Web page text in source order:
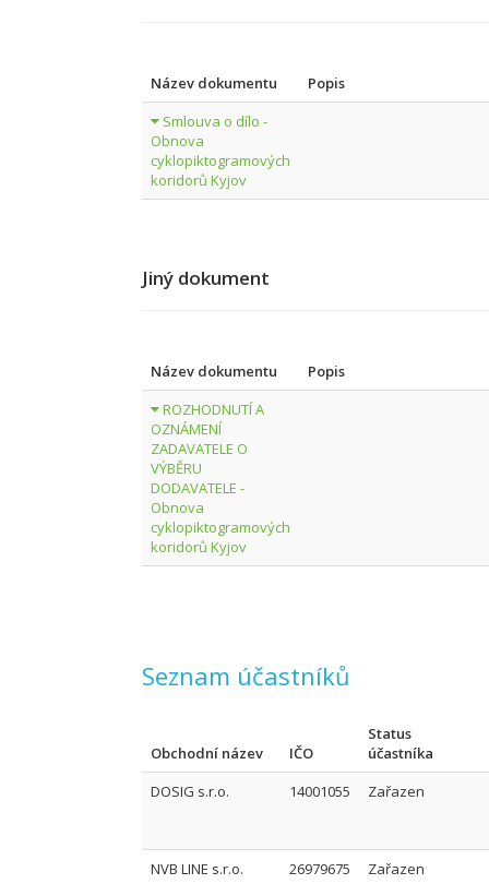
Název dokumentu
Popis
Smlouva o dílo -
Obnova
cyklopiktogramových
koridorů Kyjov
Jiný dokument
Název dokumentu
Popis
ROZHODNUTÍ A
OZNÁMENÍ
ZADAVATELE O
VÝBĚRU
DODAVATELE -
Obnova
cyklopiktogramových
koridorů Kyjov
Seznam účastníků
Obchodní název IČO
Status
účastníka
DOSIG s.r.o.
14001055 Zařazen
NVB LINE s.r.o. 26979675 Zařazen